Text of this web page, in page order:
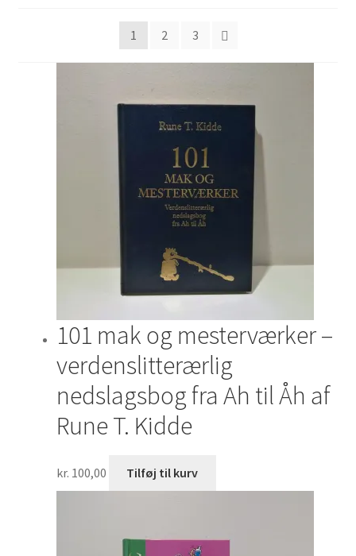
1
2 3
101 mak og mesterværker –
verdenslitterærlig
nedslagsbog fra Ah til Åh af
Rune T. Kidde
kr. 100,00 Tilføj til kurv